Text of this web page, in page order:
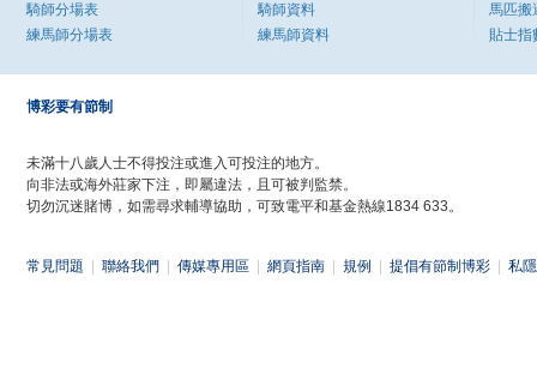
騎師分場表
練馬師分場表
騎師資料
練馬師資料
馬匹搬
貼士指
博彩要有節制
未滿十八歲人士不得投注或進入可投注的地方。
向非法或海外莊家下注，即屬違法，且可被判監禁。
切勿沉迷賭博，如需尋求輔導協助，可致電平和基金熱線1834 633。
常見問題 聯絡我們 傳媒專用區 網頁指南 規例 提倡有節制博彩 私